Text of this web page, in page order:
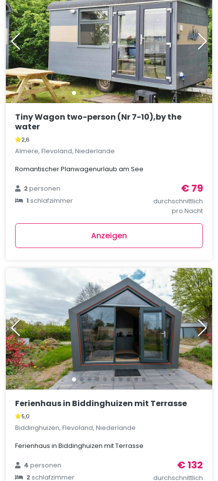
Tiny Wagon two-person (Nr 7-10),by the
water
2,6
Almere, Flevoland, Niederlande
Romantischer Planwagenurlaub am See
2personen
1schlafzimmer
€ 79
durchschnittlich
pro Nacht
Anzeigen
Ferienhaus in Biddinghuizen mit Terrasse
5,0
Biddinghuizen, Flevoland, Niederlande
Ferienhaus in Biddinghuizen mit Terrasse
4personen
2schlafzimmer
€ 132
durchschnittlich